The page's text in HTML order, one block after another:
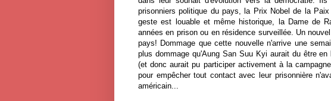
prisonniers politique du pays, la Prix Nobel de la
geste est louable et même historique, la Dame de
années en prison ou en résidence surveillée. Un
pays! Dommage que cette nouvelle n'arrive une
plus dommage qu'Aung San Suu Kyi aurait du être
(et donc aurait pu participer activement à la
pour empêcher tout contact avec leur prisonnière
américain...